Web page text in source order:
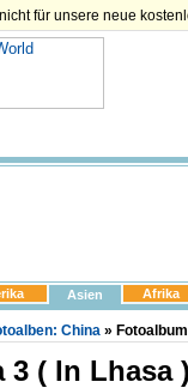
für unsere neue
Asien Afrika
China »
3 ( In Lhasa